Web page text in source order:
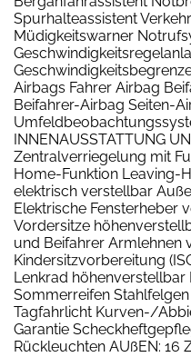
Spurhalteassistent
Müdigkeitswarner
Airbags Fahrer Airbag
Beifahrer-Airbag Seiten-
INNENAUSSTATTUNG
Zentralverriegelung mit
Home-Funktion Leaving-
elektrisch verstellbar
Elektrische Fensterheber
Vordersitze
und Beifahrer Armlehnen
Kindersitzvorbereitung
Lenkrad höhenverstellbar
Sommerreifen
Tagfahrlicht Kurven-/
Garantie
Rückleuchten AUßEN: 16